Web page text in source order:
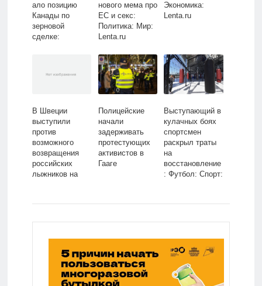
ало позицию
Канады по
зерновой
сделке:
нового мема про
ЕС и секс:
Политика: Мир:
Lenta.ru
Экономика:
Lenta.ru
В Швеции
выступили
против
возможного
возвращения
российских
лыжников на
Спорт: Lenta.ru
Полицейские
начали
задерживать
протестующих
активистов в
Гааге
Выступающий в
кулачных боях
спортсмен
раскрыл траты
на
восстановление
: Футбол: Спорт: